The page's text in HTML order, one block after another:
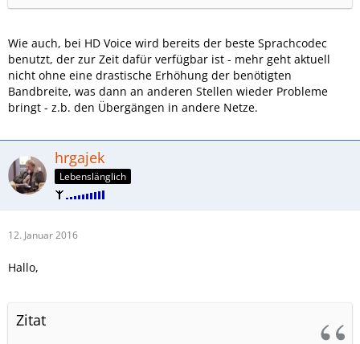
Wie auch, bei HD Voice wird bereits der beste Sprachcodec
benutzt, der zur Zeit dafür verfügbar ist - mehr geht aktuell
nicht ohne eine drastische Erhöhung der benötigten
Bandbreite, was dann an anderen Stellen wieder Probleme
bringt - z.b. den Übergängen in andere Netze.
hrgajek
Lebenslänglich
12. Januar 2016
Hallo,
Zitat